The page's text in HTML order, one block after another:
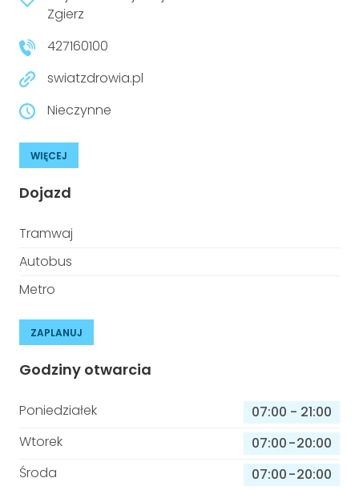
niepełnosprawnościami
Prawo
Prawa osób z niepełnosprawnościami
Urządzenia IoT
Zgierz
427160100
swiatzdrowia.pl
Nieczynne
WIĘCEJ
Dojazd
Tramwaj
Autobus
Metro
ZAPLANUJ
Godziny otwarcia
Poniedziałek 07:00 - 21:00
Wtorek
07:00-20:00
Środa
07:00-20:00